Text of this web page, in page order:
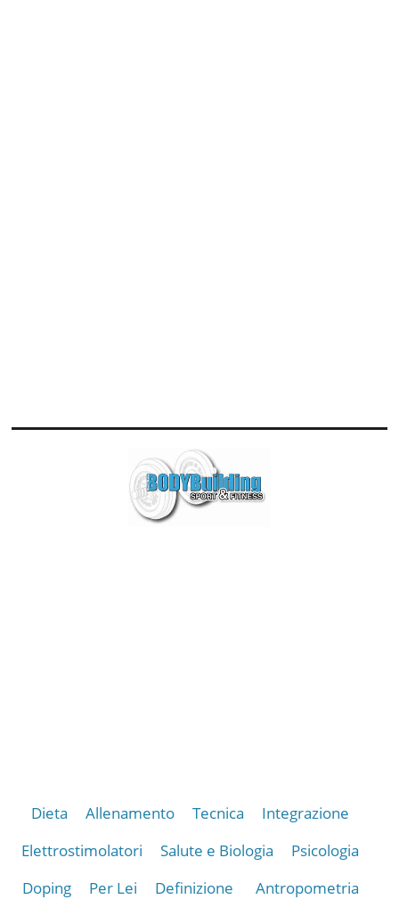
Dieta Allenamento Tecnica
Integrazione
Elettrostimolatori
Salute e Biologia
Psicologia
Doping
Per Lei Definizione Antropometria